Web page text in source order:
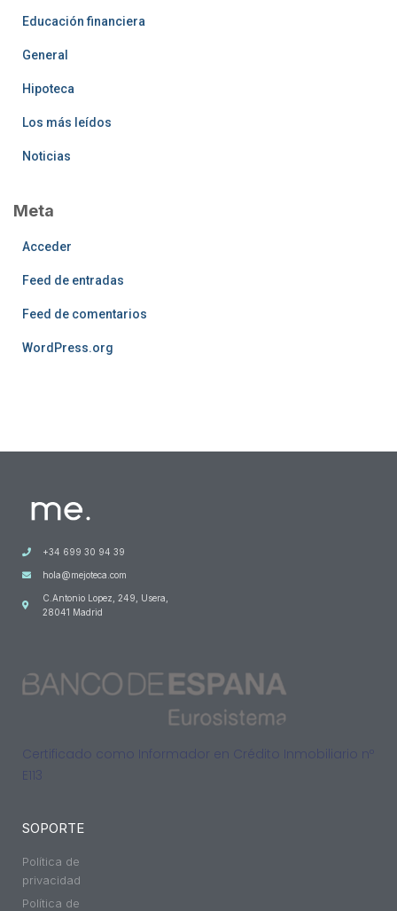
Educación financiera
General
Hipoteca
Los más leídos
Noticias
Meta
Acceder
Feed de entradas
Feed de comentarios
WordPress.org
+34 699 30 94 39
hola@mejoteca.com
C.Antonio Lopez, 249, Usera,
28041 Madrid
Certificado como Informador en Crédito Inmobiliario nº
E113
SOPORTE
Política de
privacidad
Política de